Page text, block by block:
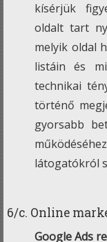
kísérjük
oldalt tart
melyik oldal
listáin és
technikai
történő
gyorsabb
látogatókról
6/c. Online
Google Ads